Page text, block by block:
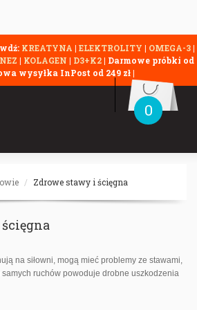
KREATYNA | ELEKTROLITY | OMEGA-3|
| KOLAGEN | D3+K2| Darmowe próbki od
wysyłka InPost od 249 zł |
0
Zdrowe stawy i ścięgna
na siłowni, mogą mieć problemy ze stawami,
ruchów powoduje drobne uszkodzenia